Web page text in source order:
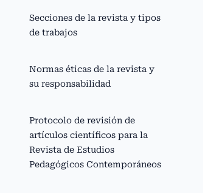
Secciones de la revista y tipos
de trabajos
Normas éticas de la revista y
su responsabilidad
Protocolo de revisión de
artículos científicos para la
Revista de Estudios
Pedagógicos Contemporáneos